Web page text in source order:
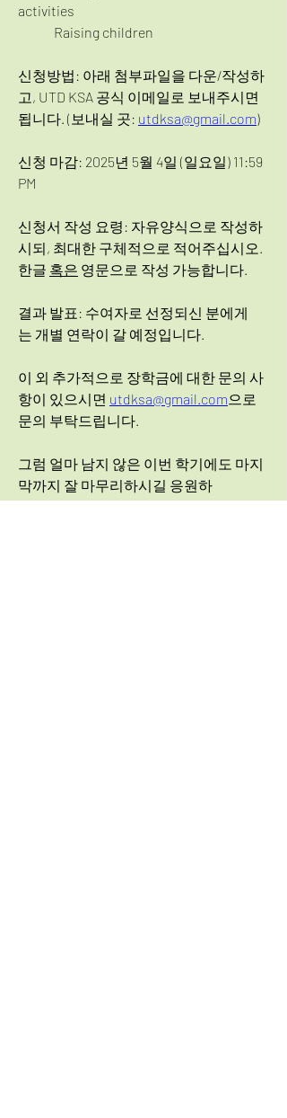
activities
	Raising children
신청방법: 아래 첨부파일을 다운/작성하
고, UTD KSA 공식 이메일로 보내주시면
됩니다. (보내실 곳: utdksa@gmail.com)
신청 마감: 2025년 5월 4일 (일요일) 11:59
PM
신청서 작성 요령: 자유양식으로 작성하
시되, 최대한 구체적으로 적어주십시오.
한글 혹은 영문으로 작성 가능합니다.
결과 발표: 수여자로 선정되신 분에게
는 개별 연락이 갈 예정입니다.
이 외 추가적으로 장학금에 대한 문의 사
항이 있으시면 utdksa@gmail.com으로
문의 부탁드립니다.
그럼 얼마 남지 않은 이번 학기에도 마지
막까지 잘 마무리하시길 응원하